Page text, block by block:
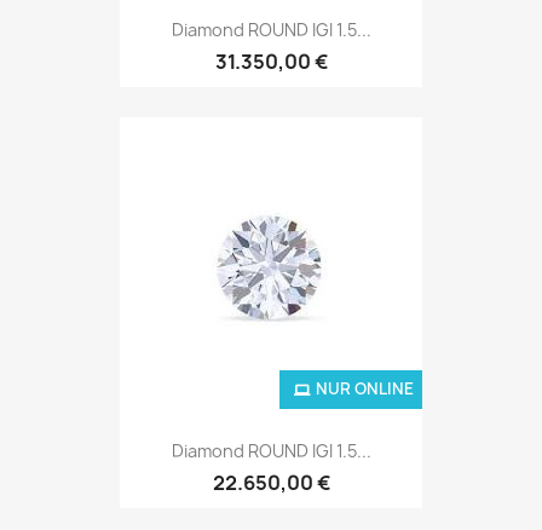
Diamond ROUND IGI 1.5...
31.350,00 €
Diamond ROUND IGI 1.5...
22.650,00 €
NUR ONLINE